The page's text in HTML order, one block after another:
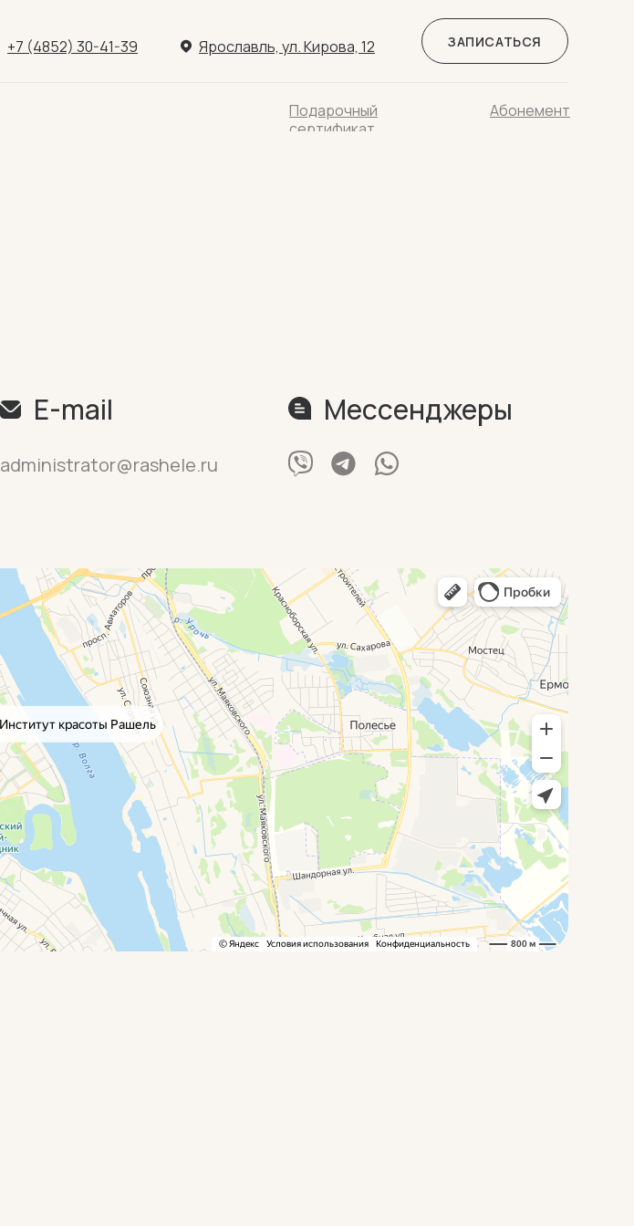
Подарочный
сертификат
Абонемент
ЗАПИСАТЬСЯ
Ярославль, ул. Кирова, 12
+7 (4852) 30-41-39
E-mail
administrator@rashele.ru
Мессенджеры